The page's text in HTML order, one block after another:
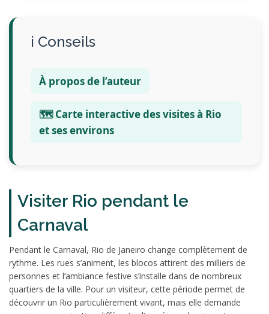
Conseils
À propos de l’auteur
🗺️ Carte interactive des visites à Rio
et ses environs
Visiter Rio pendant le
Carnaval
Pendant le Carnaval, Rio de Janeiro change complètement de
rythme. Les rues s’animent, les blocos attirent des milliers de
personnes et l’ambiance festive s’installe dans de nombreux
quartiers de la ville. Pour un visiteur, cette période permet de
découvrir un Rio particulièrement vivant, mais elle demande